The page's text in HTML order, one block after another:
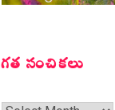
గత సంచికలు